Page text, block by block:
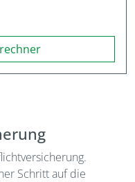
Schritt auf die